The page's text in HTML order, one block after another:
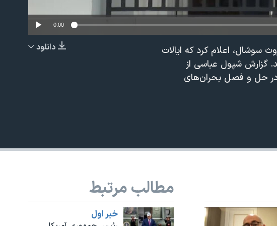
EMBED
0:00
دانلود
سوشال، اعلام کرد که ایالات
گزارش شپول عباسی از
در حل و فصل بحران‌های
مطالب مرتبط
خبر اول